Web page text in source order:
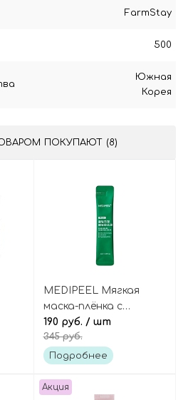
FarmStay
500
Южная
Корея
ПОКУПАЮТ (8)
с
MEDIPEEL Мягкая
маска-плёнка с
центеллой и
комплексом кислот
(мини-саше), Phyto
Wrapping Mask Mini
190 руб. / шт
345 руб.
Подробнее
Акция